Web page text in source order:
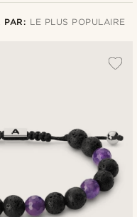
PAR: LE PLUS POPULAIRE